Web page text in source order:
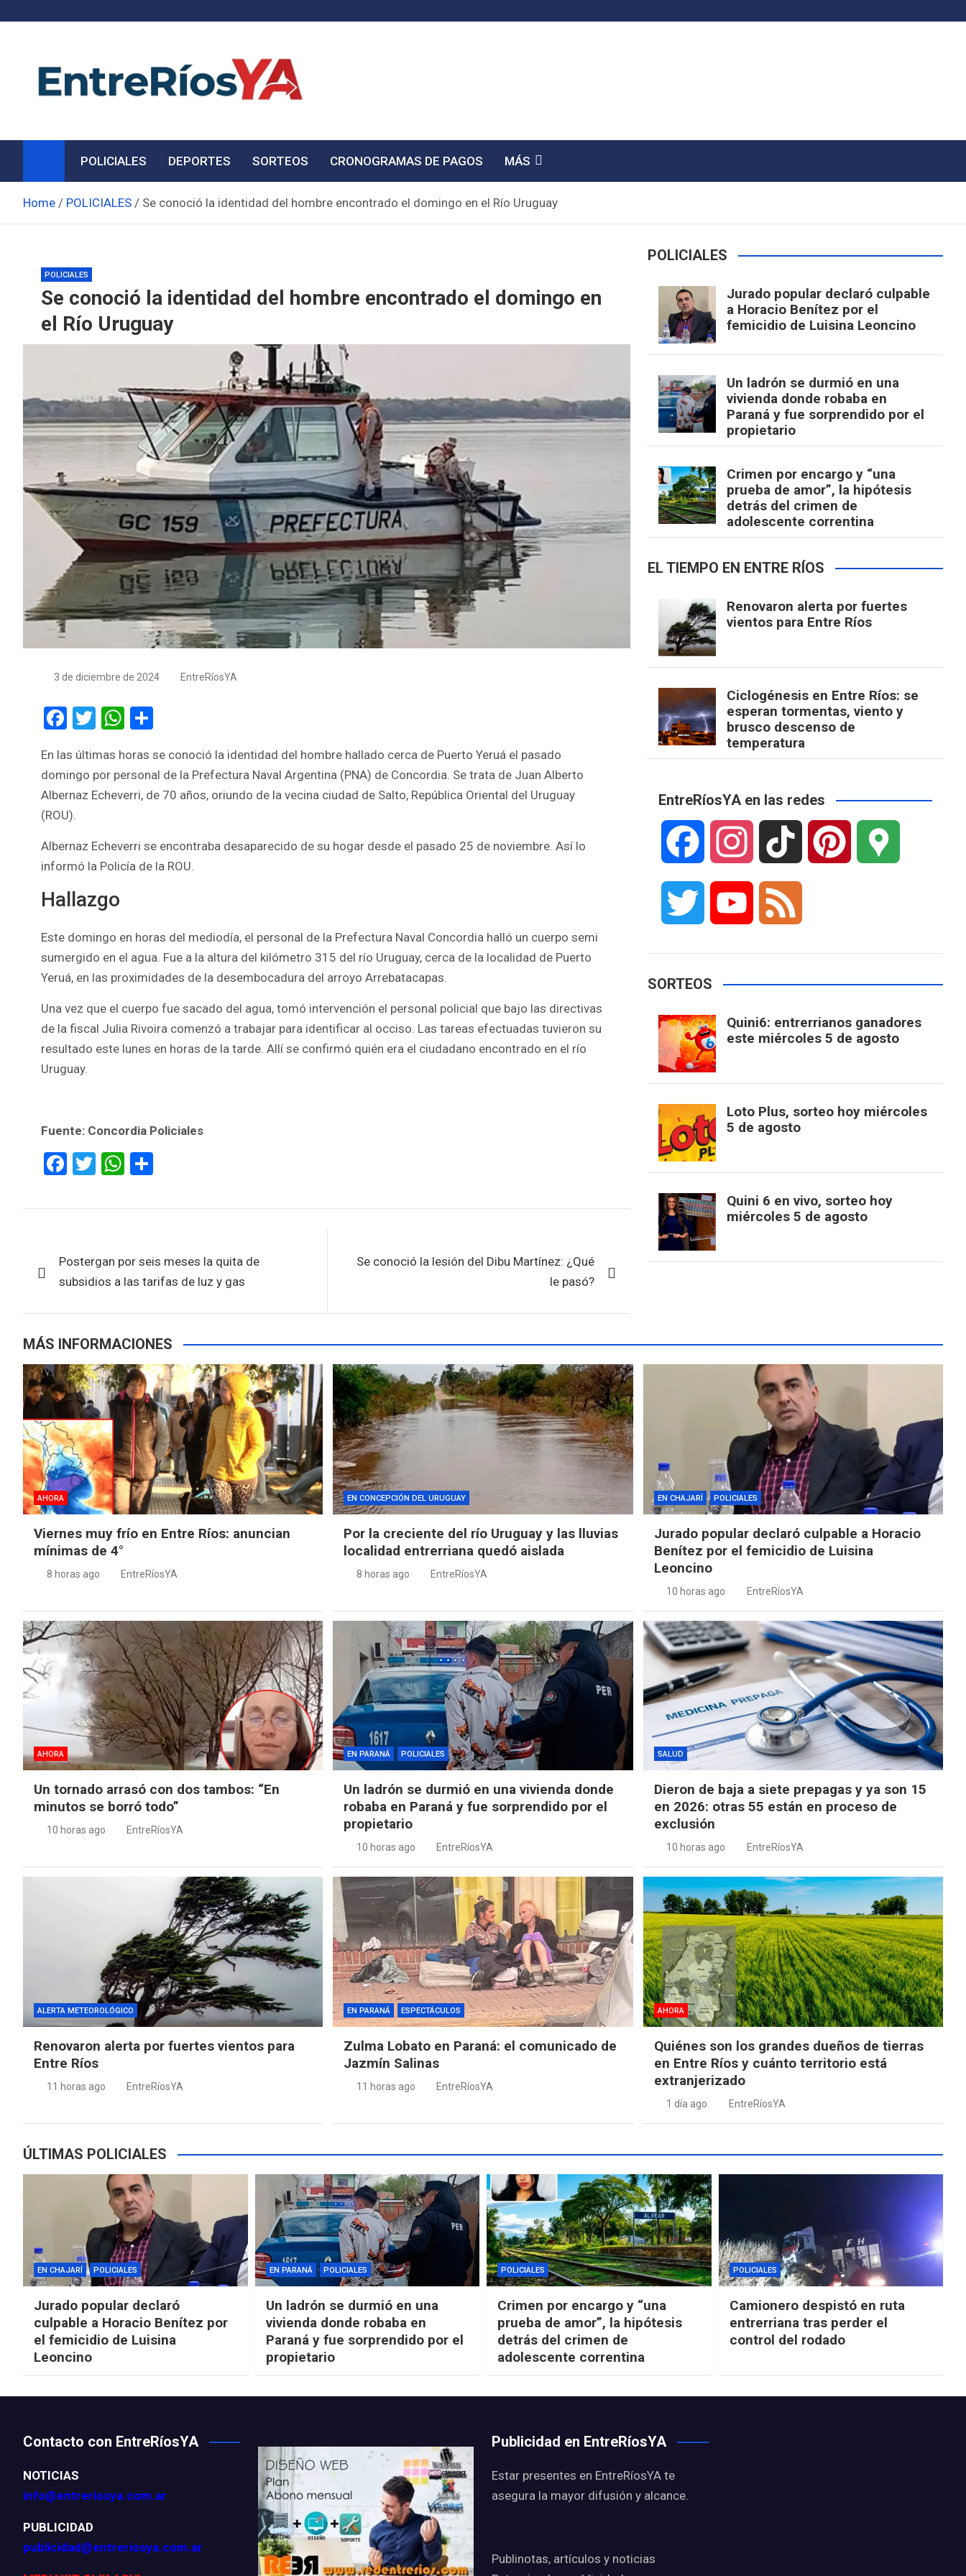
Noticias de Entre Ríos
POLICIALES DEPORTES SORTEOS CRONOGRAMAS DE PAGOS MÁS
Home POLICIALES Se conoció la identidad del hombre encontrado el domingo en el Río Uruguay
POLICIALES
Se conoció la identidad del hombre encontrado el domingo en
el Río Uruguay
3 de diciembre de 2024 EntreRíosYA
F
ce
b
o
k
T
tt
er
W
at
s
p
ar
e
En las últimas horas se conoció la identidad del hombre hallado cerca de Puerto Yeruá el pasado
domingo por personal de la Prefectura Naval Argentina (PNA) de Concordia. Se trata de Juan Alberto
Albernaz Echeverri, de 70 años, oriundo de la vecina ciudad de Salto, República Oriental del Uruguay
(ROU).
Albernaz Echeverri se encontraba desaparecido de su hogar desde el pasado 25 de noviembre. Así lo
informó la Policía de la ROU.
Hallazgo
Este domingo en horas del mediodía, el personal de la Prefectura Naval Concordia halló un cuerpo semi
sumergido en el agua. Fue a la altura del kilómetro 315 del río Uruguay, cerca de la localidad de Puerto
Yeruá, en las proximidades de la desembocadura del arroyo Arrebatacapas.
Una vez que el cuerpo fue sacado del agua, tomó intervención el personal policial que bajo las directivas
de la fiscal Julia Rivoira comenzó a trabajar para identificar al occiso. Las tareas efectuadas tuvieron su
resultado este lunes en horas de la tarde. Allí se confirmó quién era el ciudadano encontrado en el río
Uruguay.
Fuente: Concordia Policiales
F
ce
o
o
T
tt
W
at
A
p
ar
de
Postergan por seis meses la quita de
subsidios a las tarifas de luz y gas
Se conoció la lesión del Dibu Martínez: ¿Qué
le pasó?
POLICIALES
Jurado popular declaró culpable
a Horacio Benítez por el
femicidio de Luisina Leoncino
Un ladrón se durmió en una
vivienda donde robaba en
Paraná y fue sorprendido por el
propietario
Crimen por encargo y “una
prueba de amor”, la hipótesis
detrás del crimen de
adolescente correntina
EL TIEMPO EN ENTRE RÍOS
Renovaron alerta por fuertes
vientos para Entre Ríos
Ciclogénesis en Entre Ríos: se
esperan tormentas, viento y
brusco descenso de
temperatura
EntreRíosYA en las redes
a
b
o
k
n
a
i
t
t
e
r
u
b
e
d
SORTEOS
Quini6: entrerrianos ganadores
este miércoles 5 de agosto
Loto Plus, sorteo hoy miércoles
5 de agosto
Quini 6 en vivo, sorteo hoy
miércoles 5 de agosto
MÁS INFORMACIONES
AHORA
Viernes muy frío en Entre Ríos: anuncian
mínimas de 4°
8 horas ago EntreRíosYA
EN CONCEPCIÓN DEL URUGUAY
Por la creciente del río Uruguay y las lluvias
localidad entrerriana quedó aislada
8 horas ago EntreRíosYA
EN CHAJARÍ POLICIALES
Jurado popular declaró culpable a Horacio
Benítez por el femicidio de Luisina
Leoncino
10 horas ago EntreRíosYA
AHORA
Un tornado arrasó con dos tambos: “En
minutos se borró todo”
10 horas ago EntreRíosYA
EN PARANÁ POLICIALES
Un ladrón se durmió en una vivienda donde
robaba en Paraná y fue sorprendido por el
propietario
10 horas ago EntreRíosYA
SALUD
Dieron de baja a siete prepagas y ya son 15
en 2026: otras 55 están en proceso de
exclusión
10 horas ago EntreRíosYA
ALERTA METEOROLÓGICO
Renovaron alerta por fuertes vientos para
Entre Ríos
11 horas ago EntreRíosYA
EN PARANÁ ESPECTÁCULOS
Zulma Lobato en Paraná: el comunicado de
Jazmín Salinas
11 horas ago EntreRíosYA
AHORA
Quiénes son los grandes dueños de tierras
en Entre Ríos y cuánto territorio está
extranjerizado
1 día ago EntreRíosYA
ÚLTIMAS POLICIALES
EN CHAJARÍ POLICIALES
Jurado popular declaró
culpable a Horacio Benítez por
el femicidio de Luisina
Leoncino
EN PARANÁ POLICIALES
Un ladrón se durmió en una
vivienda donde robaba en
Paraná y fue sorprendido por el
propietario
POLICIALES
Crimen por encargo y “una
prueba de amor”, la hipótesis
detrás del crimen de
adolescente correntina
POLICIALES
Camionero despistó en ruta
entrerriana tras perder el
control del rodado
Contacto con EntreRíosYA
NOTICIAS
info@entreriosya.com.ar
PUBLICIDAD
publicidad@entreriosya.com.ar
Publicidad en EntreRíosYA
Estar presentes en EntreRíosYA te
asegura la mayor difusión y alcance.
Publinotas, artículos y noticias